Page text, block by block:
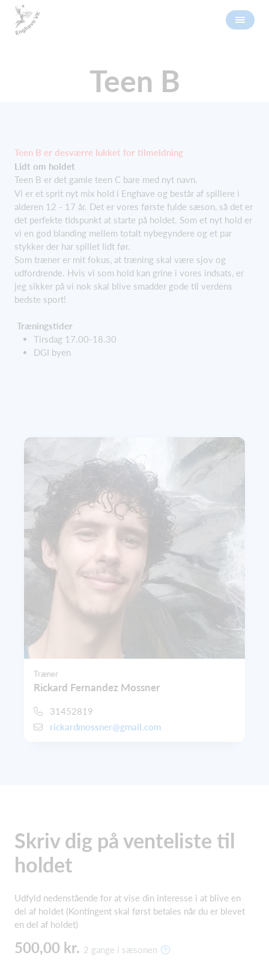
Teen B
Teen B er desværre lukket for tilmeldning
Lidt om holdet
Teen B er det gamle teen C bare med nyt navn.
Vi er et sprit nyt mix hold i Enghave og består af spillere i
alderen 12 - 17 år. Det er vores første fulde sæson, så det er
det perfekte tidspunkt at starte på holdet. Som et nyt hold er
vi en god blanding mellem totalt nybegyndere og et par
stykker der har spillet lidt før.
Som træner er mit fokus, at træning skal være sjov og
udfordrende. Hvis vi som hold kan grine i vores indsats, er
jeg sikker på vi nok skal blive smadder gode til verdens
bedste sport!
Træningstider
Tirsdag 17.00-18.30
DGI byen
Træner
Rickard Fernandez Mossner
31452819
rickardmossner@gmail.com
Skriv dig på venteliste til
holdet
Udfyld nedenstående for at vise din interesse i at blive en
del af holdet (Kontingent skal først betales når du er blevet
en del af holdet)
500,00 kr. 2 gange i sæsonen